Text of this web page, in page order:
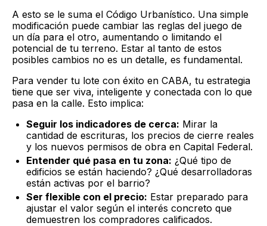
A esto se le suma el Código Urbanístico. Una simple
modificación puede cambiar las reglas del juego de
un día para el otro, aumentando o limitando el
potencial de tu terreno. Estar al tanto de estos
posibles cambios no es un detalle, es fundamental.
Para vender tu lote con éxito en CABA, tu estrategia
tiene que ser viva, inteligente y conectada con lo que
pasa en la calle. Esto implica:
Seguir los indicadores de cerca: Mirar la
cantidad de escrituras, los precios de cierre reales
y los nuevos permisos de obra en Capital Federal.
Entender qué pasa en tu zona: ¿Qué tipo de
edificios se están haciendo? ¿Qué desarrolladoras
están activas por el barrio?
Ser flexible con el precio: Estar preparado para
ajustar el valor según el interés concreto que
demuestren los compradores calificados.